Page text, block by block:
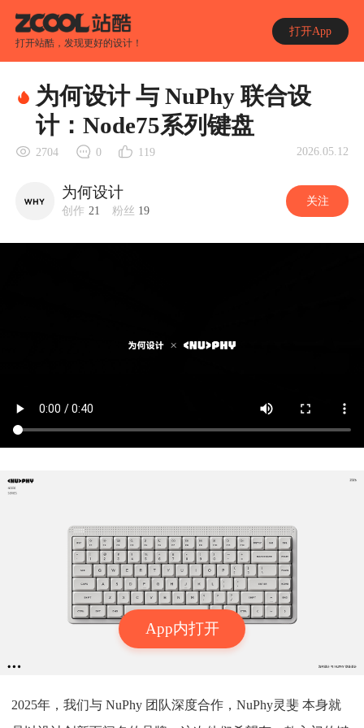
打开站酷，发现更好的设计！
打开App
App内打开
为何设计 与 NuPhy 联合设
计：Node75系列键盘
2704 0 119 2026.05.12
为何设计
创作 21 粉丝 19
关注
2025年，我们与 NuPhy 团队深度合作，NuPhy灵斐 本身就